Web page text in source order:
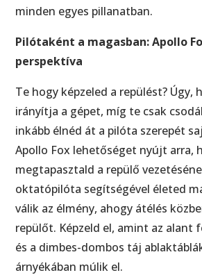
minden egyes pillanatban.
Pilótaként a magasban: Apollo
perspektíva
Te hogy képzeled a repülést? Úgy,
irányítja a gépet, míg te csak
inkább élnéd át a pilóta szerepét
Apollo Fox lehetőséget nyújt arra,
megtapasztald a repülő
oktatópilóta segítségével életed
válik az élmény, ahogy átélés
repülőt. Képzeld el, amint az alant
és a dimbes-dombos táj
árnyékában múlik el.